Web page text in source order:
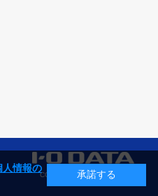
COPYRIGHT©I-O DATA, INC.
人情報の
承諾する